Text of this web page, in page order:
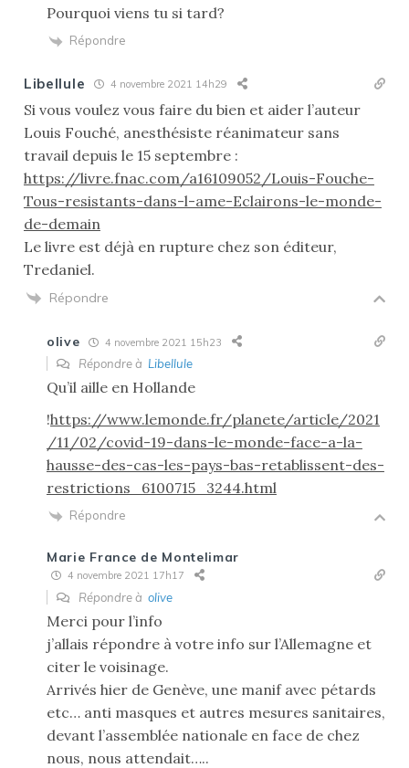
Pourquoi viens tu si tard?
Répondre
Libellule 4 novembre 2021 14h29
Si vous voulez vous faire du bien et aider l’auteur
Louis Fouché, anesthésiste réanimateur sans
travail depuis le 15 septembre :
https://livre.fnac.com/a16109052/Louis-Fouche-
Tous-resistants-dans-l-ame-Eclairons-le-monde-
de-demain
Le livre est déjà en rupture chez son éditeur,
Tredaniel.
Répondre
olive 4 novembre 2021 15h23
Répondre à Libellule
Qu’il aille en Hollande
!https://www.lemonde.fr/planete/article/2021
/11/02/covid-19-dans-le-monde-face-a-la-
hausse-des-cas-les-pays-bas-retablissent-des-
restrictions_6100715_3244.html
Répondre
Marie France de Montelimar
4 novembre 2021 17h17
Répondre à olive
Merci pour l’info
j’allais répondre à votre info sur l’Allemagne et
citer le voisinage.
Arrivés hier de Genève, une manif avec pétards
etc… anti masques et autres mesures sanitaires,
devant l’assemblée nationale en face de chez
nous, nous attendait…..